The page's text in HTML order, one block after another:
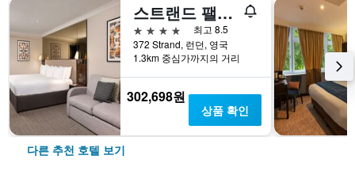
스트랜드 팰리스
4성급
최고 8.5
372 Strand, 런던, 영국
1.3km 중심가까지의 거리
302,698원
상품 확인
다른 추천 호텔 보기